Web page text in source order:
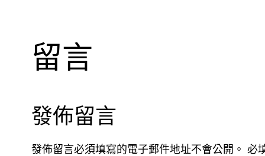
留言
發佈留言
發佈留言必須填寫的電子郵件地址不會公開。 必